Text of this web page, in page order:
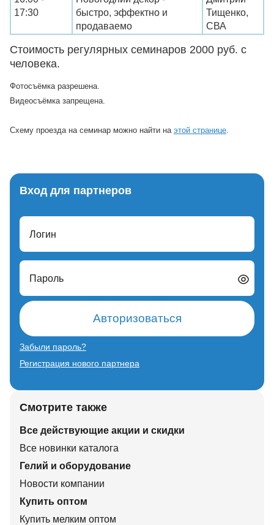
17:30
быстро, эффектно и
продаваемо
Тищенко,
СВА
Стоимость регулярных семинаров 2000 руб. с
человека.
Фотосъёмка разрешена.
Видеосъёмка запрещена.
Схему проезда на семинар можно найти на этой странице.
Вход для партнеров
Логин
Пароль
Авторизоваться
Забыли пароль?
Регистрация нового партнера
Смотрите также
Все действующие акции и скидки
Все новинки каталога
Гелий и оборудование
Новости компании
Купить оптом
Купить мелким оптом